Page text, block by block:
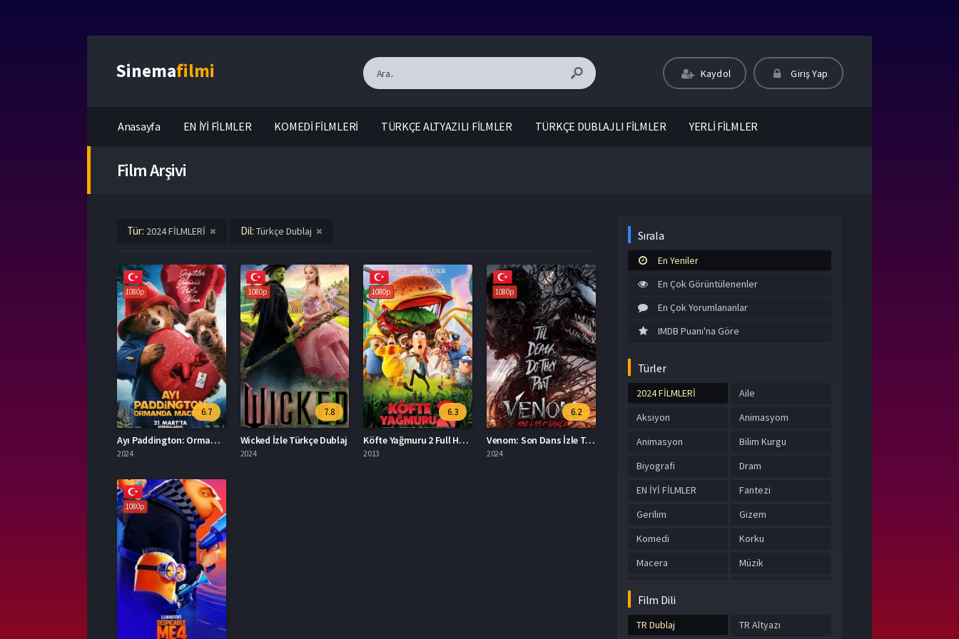
Sinemafilmi Kaydol Giriş Yap
Anasayfa EN İYİ FİLMLER KOMEDİ FİLMLERİ TÜRKÇE ALTYAZILI FİLMLER TÜRKÇE DUBLAJLI FİLMLER YERLİ FİLMLER
Film Arşivi
Tür: 2024 FİLMLERİ Dil: Türkçe Dublaj
1080p
6.7
Ayı Paddington: Ormanda Macera Türkçe Dublaj İzle
2024
1080p
7.8
Wicked İzle Türkçe Dublaj
2024
1080p
6.3
Köfte Yağmuru 2 Full HD İzle
2013
1080p
6.2
Venom: Son Dans İzle Türkçe Dublaj
2024
1080p
Sırala
En Yeniler
En Çok Görüntülenenler
En Çok Yorumlananlar
IMDB Puanı'na Göre
Türler
2024 FİLMLERİ
Aile
Aksiyon
Animasyom
Animasyon
Bilim Kurgu
Biyografi
Dram
EN İYİ FİLMLER
Fantezi
Gerilim
Gizem
Komedi
Korku
Macera
Müzik
FİLMLER
Film Dili
TR Dublaj TR Altyazı